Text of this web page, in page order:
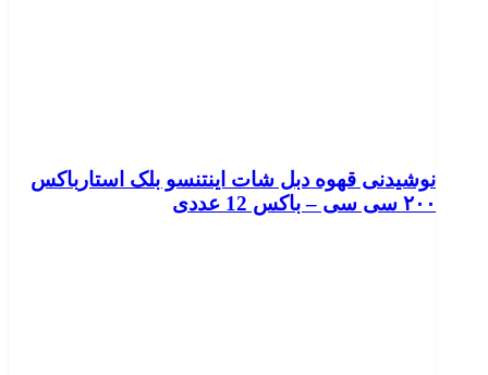
نوشیدنی قهوه دبل شات اینتنسو بلک استارباکس
۲۰۰ سی سی – باکس 12 عددی